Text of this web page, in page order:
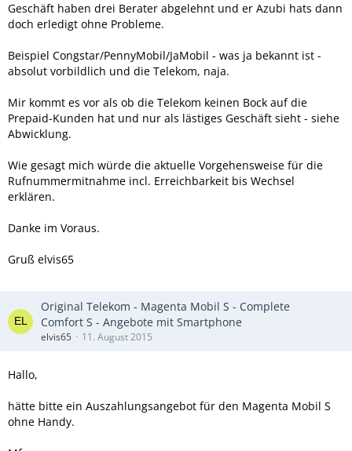
Geschäft haben drei Berater abgelehnt und er Azubi hats dann
doch erledigt ohne Probleme.
Beispiel Congstar/PennyMobil/JaMobil - was ja bekannt ist -
absolut vorbildlich und die Telekom, naja.
Mir kommt es vor als ob die Telekom keinen Bock auf die
Prepaid-Kunden hat und nur als lästiges Geschäft sieht - siehe
Abwicklung.
Wie gesagt mich würde die aktuelle Vorgehensweise für die
Rufnummermitnahme incl. Erreichbarkeit bis Wechsel
erklären.
Danke im Voraus.
Gruß elvis65
Original Telekom - Magenta Mobil S - Complete
Comfort S - Angebote mit Smartphone
elvis65 11. August 2015
Hallo,
hätte bitte ein Auszahlungsangebot für den Magenta Mobil S
ohne Handy.